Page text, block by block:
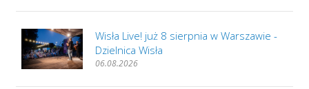
Wisła Live! już 8 sierpnia w Warszawie -
Dzielnica Wisła
06.08.2026